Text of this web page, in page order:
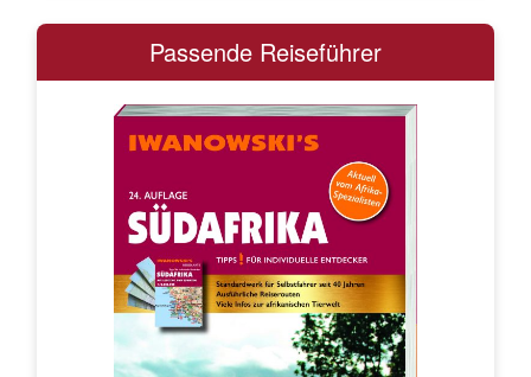
Passende Reiseführer